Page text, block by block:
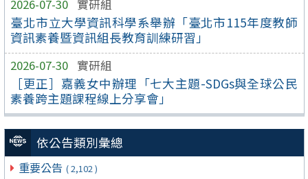
2026-07-30 實研組
臺北市立大學資訊科學系舉辦「臺北市115年度教師
資訊素養暨資訊組長教育訓練研習」
2026-07-30 實研組
［更正］嘉義女中辦理「七大主題-SDGs與全球公民
素養跨主題課程線上分享會」
依公告類別彙總
重要公告 ( 2,102 )